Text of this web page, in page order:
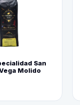
San
Molido